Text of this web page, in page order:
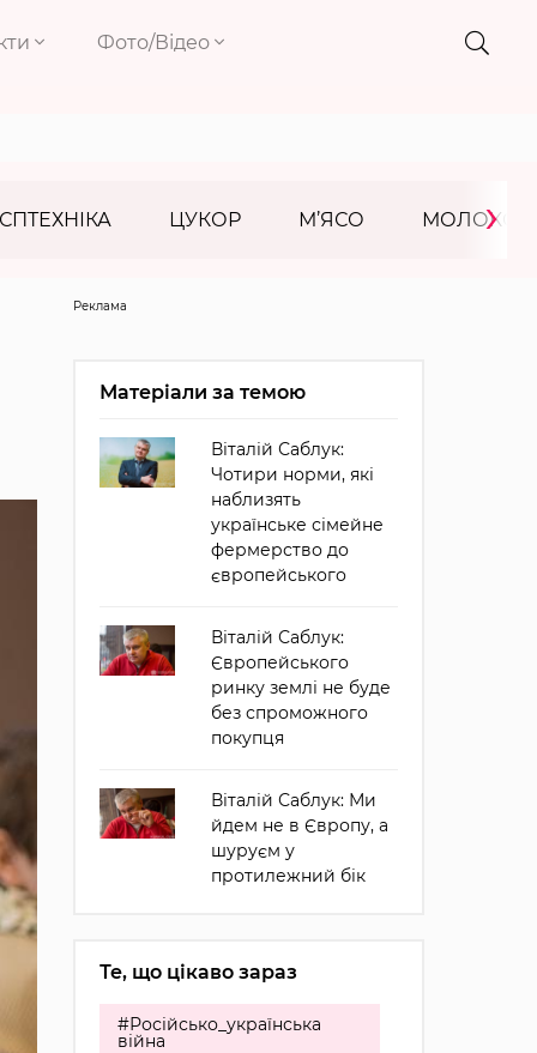
Фото/Відео
ЦУКОР М’ЯСО МОЛОКО
›
Реклама
Матеріали за темою
Віталій Саблук:
Чотири норми, які
наблизять
українське сімейне
фермерство до
європейського
Віталій Саблук:
Європейського
ринку землі не буде
без спроможного
покупця
Віталій Саблук: Ми
йдем не в Європу, а
шуруєм у
протилежний бік
Те, що цікаво зараз
#Російсько_українська
війна